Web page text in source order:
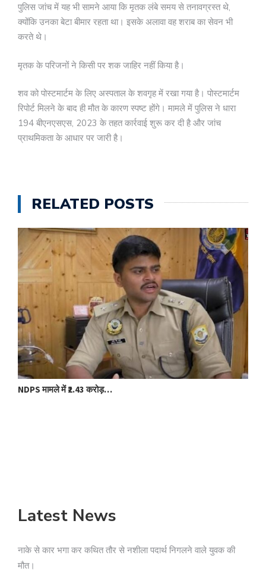
पुलिस जांच में यह भी सामने आया कि मृतक लंबे समय से तनावग्रस्त थे,
क्योंकि उनका बेटा बीमार रहता था। इसके अलावा वह शराब का सेवन भी
करते थे।
मृतक के परिजनों ने किसी पर शक जाहिर नहीं किया है।
शव को पोस्टमार्टम के लिए अस्पताल के शवगृह में रखा गया है। पोस्टमार्टम
रिपोर्ट मिलने के बाद ही मौत के कारण स्पष्ट होंगे। मामले में पुलिस ने धारा
194 बीएनएसएस, 2023 के तहत कार्रवाई शुरू कर दी है और जांच
प्राथमिकता के आधार पर जारी है।
RELATED POSTS
NDPS मामले में ₹2.43 करोड़…
Latest News
नाके से कार भगा कर कथित तौर से नशीला पदार्थ निगलने वाले युवक की
मौत।